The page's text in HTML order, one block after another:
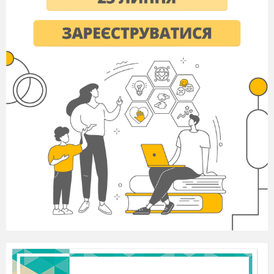
2. Вкажіть продукт реакції внутрішньомолекулярної
дегідратації етанолу:
А) етан
Б) етен
В) метан
3. Вкажіть об'єм водню, який потрібно витратити на
реакцію з киснем об'ємом 10 л:
А) 40 л
Б) 20 л
В) 10 л
Г) 5 л
4. Вкажіть відносну молекулярну масу гексанолу:
А) 87
Б) 56
В) 102
Вкажіть, до якого типу реакції належать реакція
полімеризації:
А)обміну
Б) розкладу
заміщення
Г) приєднання
6. Вкажіть суму всіх коефіцієнтів у рівнянні реакції
7. Вкажіть, до якої групи спиртів належить гліцерин:
А) фенолів